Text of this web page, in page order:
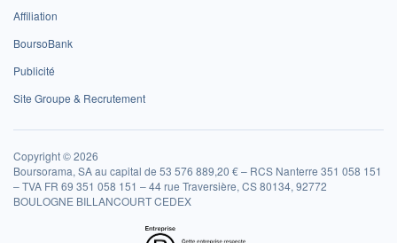
Affiliation
BoursoBank
Publicité
Site Groupe & Recrutement
Copyright © 2026
Boursorama, SA au capital de 53 576 889,20 € – RCS Nanterre 351 058 151
– TVA FR 69 351 058 151 – 44 rue Traversière, CS 80134, 92772
BOULOGNE BILLANCOURT CEDEX